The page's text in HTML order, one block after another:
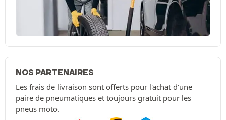
NOS PARTENAIRES
Les frais de livraison sont offerts pour l'achat d'une
paire de pneumatiques et toujours gratuit pour les
pneus moto.